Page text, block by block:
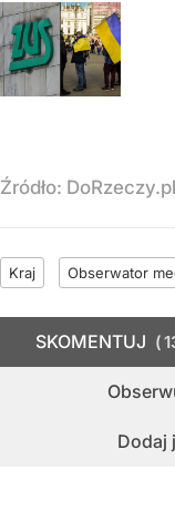
Źródło: DoRzeczy.pl
Kraj Obserwator
Dodaj
SKOMENTUJ